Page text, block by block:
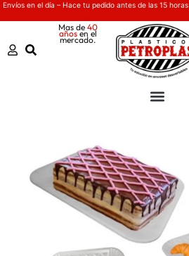
Envíos en el día – Hace tu pedido antes de las 15 horas
Mas de 40
añosen el
mercado.